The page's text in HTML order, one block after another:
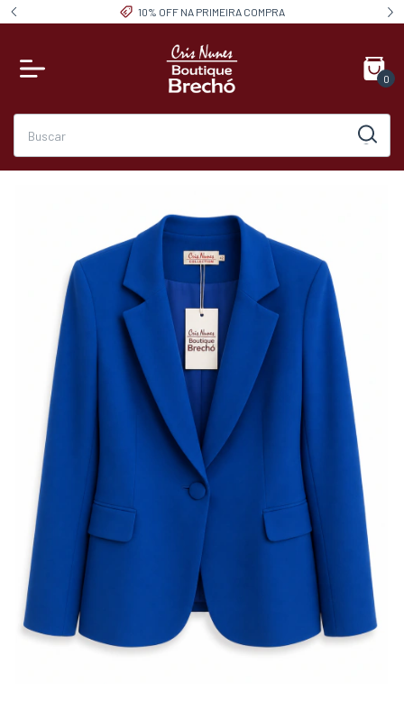
10% OFF NA PRIMEIRA COMPRA
0